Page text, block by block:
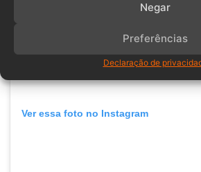
Negar
Preferências
Declaração de
Ver essa foto no Instagram